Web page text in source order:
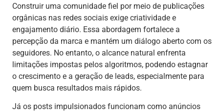
Construir uma comunidade fiel por meio de publicações
orgânicas nas redes sociais exige criatividade e
engajamento diário. Essa abordagem fortalece a
percepção da marca e mantém um diálogo aberto com os
seguidores. No entanto, o alcance natural enfrenta
limitações impostas pelos algoritmos, podendo estagnar
o crescimento e a geração de leads, especialmente para
quem busca resultados mais rápidos.
Já os posts impulsionados funcionam como anúncios